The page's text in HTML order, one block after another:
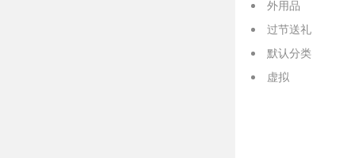
外用品
过节送礼
默认分类
虚拟